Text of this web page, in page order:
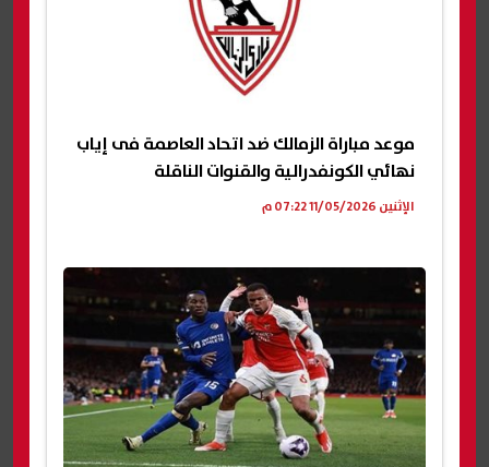
موعد مباراة الزمالك ضد اتحاد العاصمة فى إياب
نهائي الكونفدرالية والقنوات الناقلة
الإثنين 11/05/2026 07:22 م